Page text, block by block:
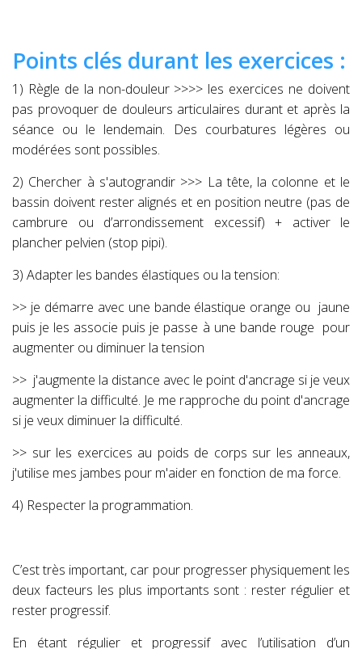
Points clés durant les exercices :
1) Règle de la non-douleur >>>> les exercices ne doivent
pas provoquer de douleurs articulaires durant et après la
séance ou le lendemain. Des courbatures légères ou
modérées sont possibles.
2) Chercher à s'autograndir >>> La tête, la colonne et le
bassin doivent rester alignés et en position neutre (pas de
cambrure ou d’arrondissement excessif) + activer le
plancher pelvien (stop pipi).
3) Adapter les bandes élastiques ou la tension:
>> je démarre avec une bande élastique orange ou jaune
puis je les associe puis je passe à une bande rouge pour
augmenter ou diminuer la tension
>> j'augmente la distance avec le point d'ancrage si je veux
augmenter la difficulté. Je me rapproche du point d'ancrage
si je veux diminuer la difficulté.
>> sur les exercices au poids de corps sur les anneaux,
j'utilise mes jambes pour m'aider en fonction de ma force.
4) Respecter la programmation.
C’est très important, car pour progresser physiquement les
deux facteurs les plus importants sont : rester régulier et
rester progressif.
En étant régulier et progressif avec l’utilisation d’un